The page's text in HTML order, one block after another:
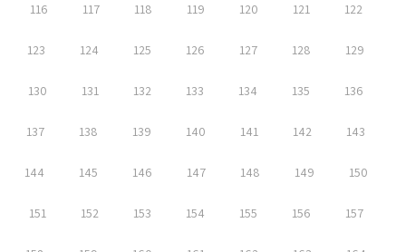
116 117 118 119 120 121 122
123 124 125 126 127 128 129
130 131 132 133 134 135 136
137 138 139 140 141 142 143
144 145 146 147 148 149 150
151 152 153 154 155 156 157